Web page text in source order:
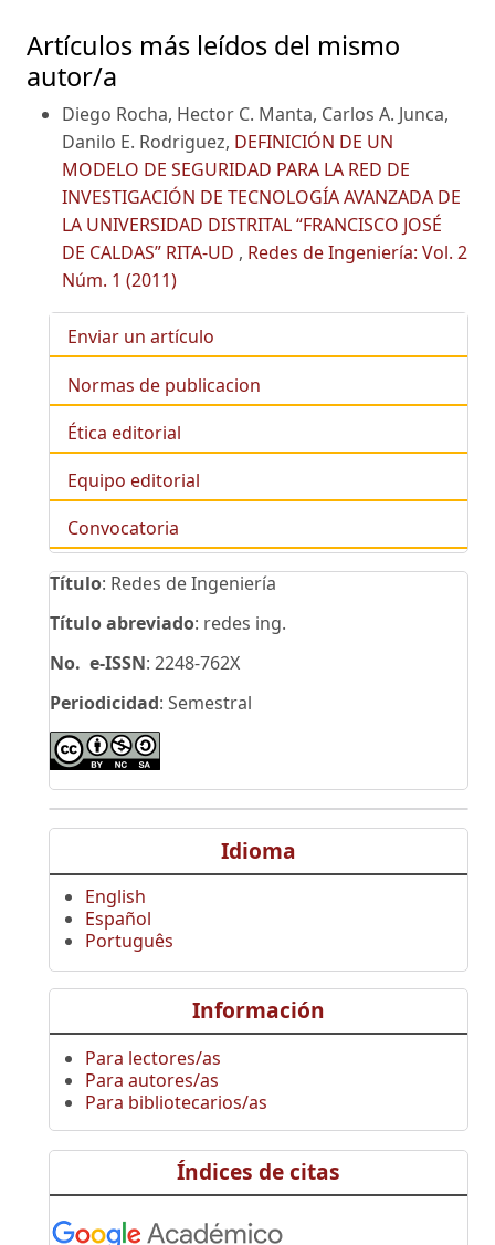
Artículos más leídos del mismo
autor/a
Diego Rocha, Hector C. Manta, Carlos A. Junca,
Danilo E. Rodriguez, DEFINICIÓN DE UN
MODELO DE SEGURIDAD PARA LA RED DE
INVESTIGACIÓN DE TECNOLOGÍA AVANZADA DE
LA UNIVERSIDAD DISTRITAL “FRANCISCO JOSÉ
DE CALDAS” RITA-UD , Redes de Ingeniería: Vol. 2
Núm. 1 (2011)
Enviar un artículo
Normas de publicacion
Ética editorial
Equipo editorial
Convocatoria
Título: Redes de Ingeniería
Título abreviado: redes ing.
No. e-ISSN: 2248-762X
Periodicidad: Semestral
Idioma
English
Español
Português
Información
Para lectores/as
Para autores/as
Para bibliotecarios/as
Índices de citas